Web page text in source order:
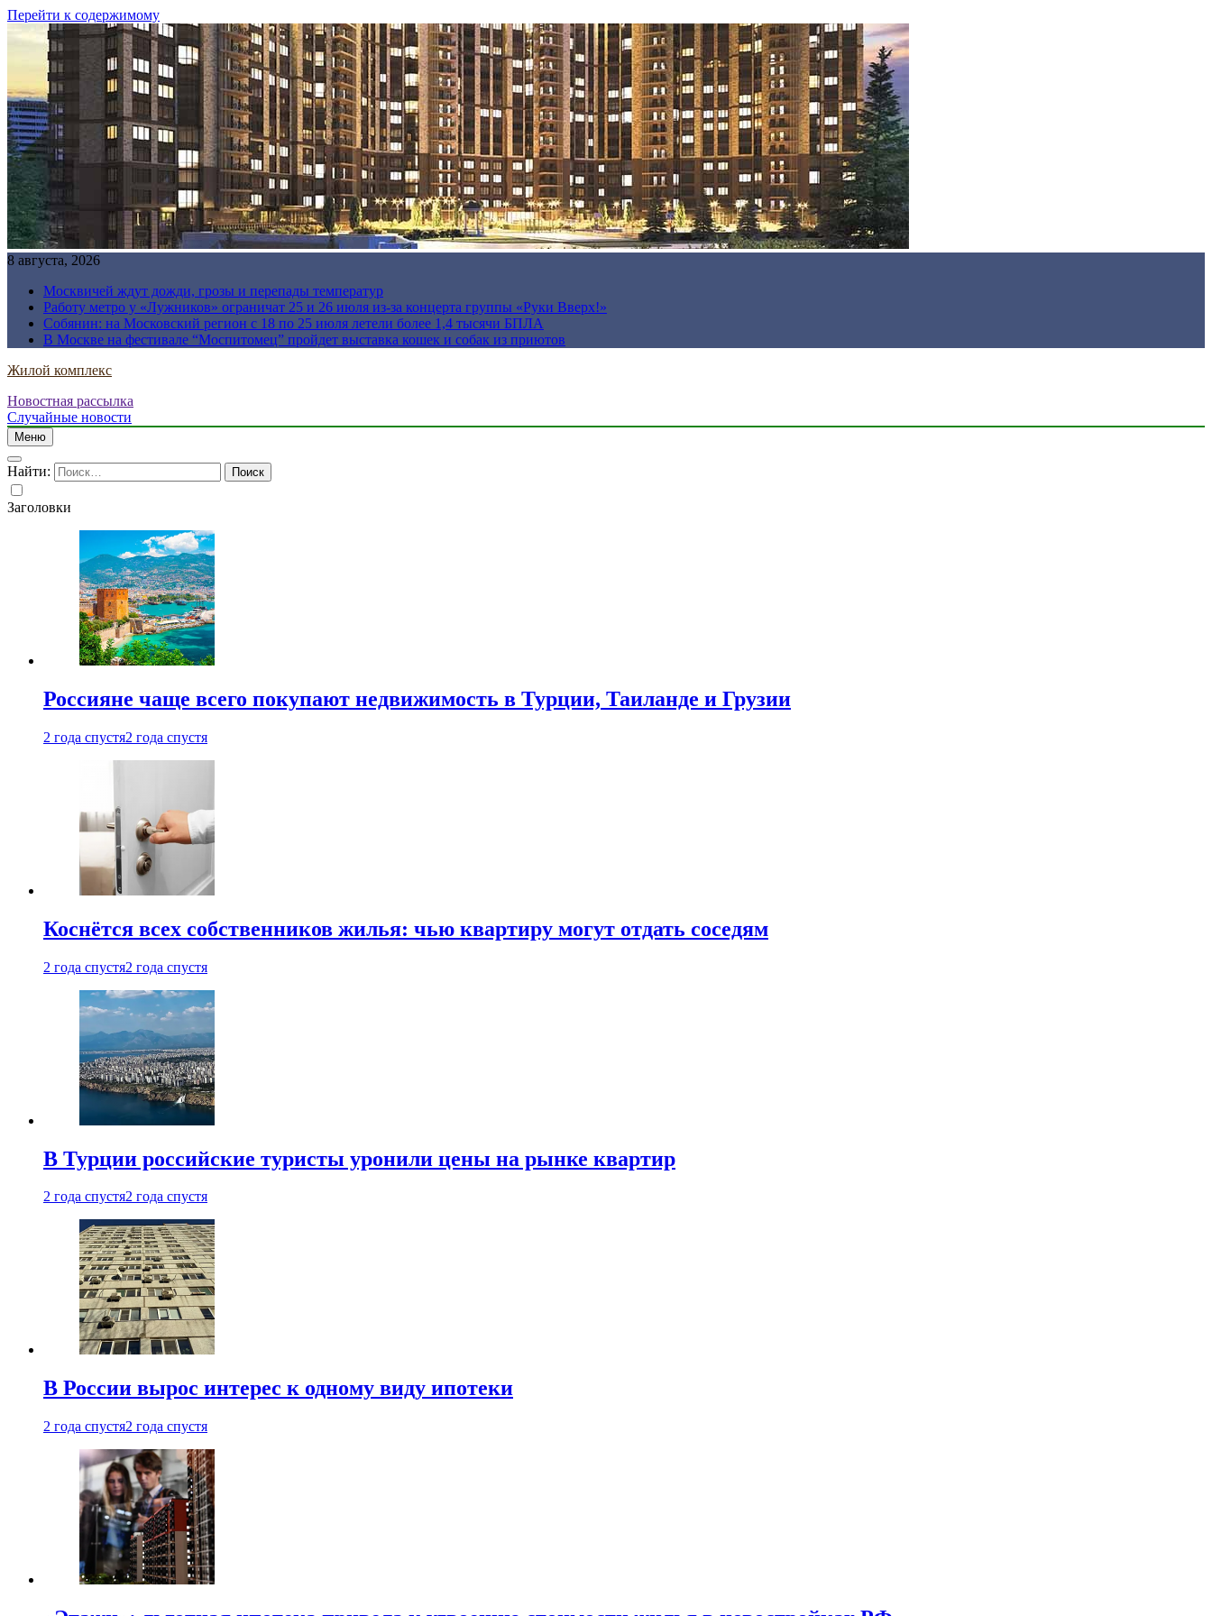
Перейти к содержимому
8 августа, 2026
Москвичей ждут дожди, грозы и перепады температур
Работу метро у «Лужников» ограничат 25 и 26 июля из-за концерта группы «Руки Вверх!»
Собянин: на Московский регион с 18 по 25 июля летели более 1,4 тысячи БПЛА
В Москве на фестивале “Моспитомец” пройдет выставка кошек и собак из приютов
Жилой комплекс
Новостная рассылка
Случайные новости
Меню
Найти:
Заголовки
Россияне чаще всего покупают недвижимость в Турции, Таиланде и Грузии
2 года спустя2 года спустя
Коснётся всех собственников жилья: чью квартиру могут отдать соседям
2 года спустя2 года спустя
В Турции российские туристы уронили цены на рынке квартир
2 года спустя2 года спустя
В России вырос интерес к одному виду ипотеки
2 года спустя2 года спустя